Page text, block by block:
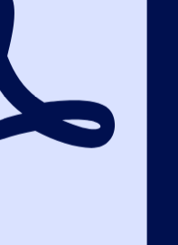
Начальная цена
— очно-заочная с
часть — не менее 40
часов. Группа — 40
территории
обнаружил
ограничивающими
доводам. Разберем, какие